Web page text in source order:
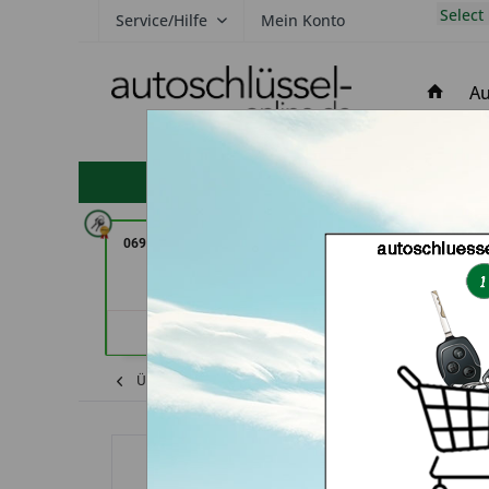
Service/Hilfe Mein Konto Select
hohe Kundenzufriedenheit
069er Schlüsseldienst Frankfurt
Carkeys
(in
Übersicht Fiat